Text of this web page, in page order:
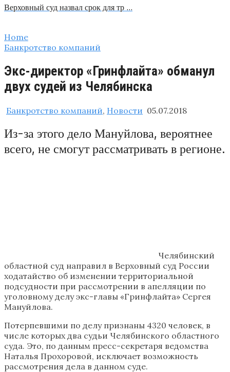
Верховный суд назвал срок для тр …
Home
Банкротство компаний
Экс-директор «Гринфлайта» обманул
двух судей из Челябинска
Банкротство компаний, Новости 05.07.2018
Из-за этого дело Мануйлова, вероятнее
всего, не смогут рассматривать в регионе.
Челябинский
областной суд направил в Верховный суд России
ходатайство об изменении территориальной
подсудности при рассмотрении в апелляции по
уголовному делу экс-главы «Гринфлайта» Сергея
Мануйлова.
Потерпевшими по делу признаны 4320 человек, в
числе которых два судьи Челябинского областного
суда. Это, по данным пресс-секретаря ведомства
Наталья Прохоровой, исключает возможность
рассмотрения дела в данном суде.